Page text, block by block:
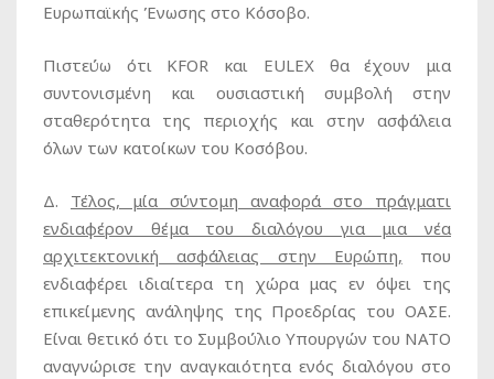
Ευρωπαϊκής Ένωσης στο Κόσοβο.
Πιστεύω ότι KFOR και EULEX θα έχουν μια
συντονισμένη και ουσιαστική συμβολή στην
σταθερότητα της περιοχής και στην ασφάλεια
όλων των κατοίκων του Κοσόβου.
Δ. Τέλος, μία σύντομη αναφορά στο πράγματι
ενδιαφέρον θέμα του διαλόγου για μια νέα
αρχιτεκτονική ασφάλειας στην Ευρώπη, που
ενδιαφέρει ιδιαίτερα τη χώρα μας εν όψει της
επικείμενης ανάληψης της Προεδρίας του ΟΑΣΕ.
Είναι θετικό ότι το Συμβούλιο Υπουργών του ΝΑΤΟ
αναγνώρισε την αναγκαιότητα ενός διαλόγου στο